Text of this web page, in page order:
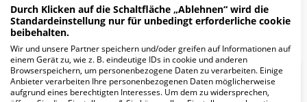
Mehr Informationen
FAQ
Durch Klicken auf die Schaltfläche „Ablehnen“ wird die
Standardeinstellung nur für unbedingt erforderliche cookie
beibehalten.
Wir und unsere Partner speichern und/oder greifen auf Informationen auf
einem Gerät zu, wie z. B. eindeutige IDs in cookie und anderen
Browserspeichern, um personenbezogene Daten zu verarbeiten. Einige
Anbieter verarbeiten Ihre personenbezogenen Daten möglicherweise
aufgrund eines berechtigten Interesses. Um dem zu widersprechen,